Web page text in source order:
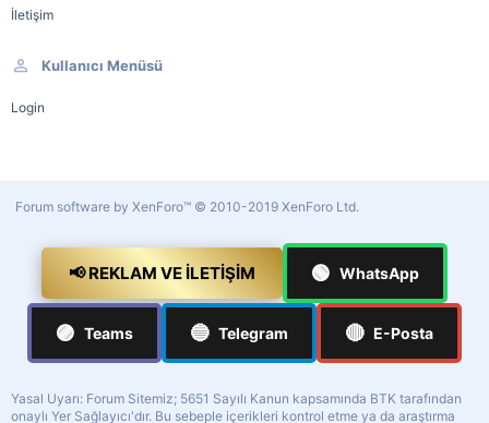
İletişim
Kullanıcı Menüsü
Login
Forum software by XenForo™ © 2010-2019 XenForo Ltd.
📢 REKLAM VE İLETIŞIM 🟢 WhatsApp
🟣 Teams 🔵 Telegram 🔴 E-Posta
Yasal Uyarı: Forum Sitemiz; 5651 Sayılı Kanun kapsamında BTK tarafından
onaylı Yer Sağlayıcı'dır. Bu sebeple içerikleri kontrol etme ya da araştırma